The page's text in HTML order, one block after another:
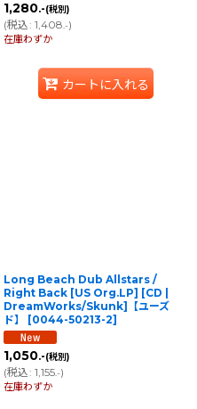
1,280.-(税別)
(税込: 1,408.-)
在庫わずか
カートに入れる
Long Beach Dub Allstars /
Right Back [US Org.LP] [CD |
DreamWorks/Skunk]【ユーズ
ド】
[0044-50213-2]
1,050.-(税別)
(税込: 1,155.-)
在庫わずか